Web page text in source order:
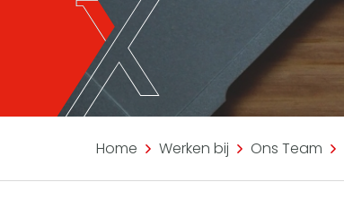
Home Werken bij Ons Team